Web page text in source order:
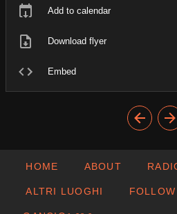
Add to calendar
Download flyer
Embed
HOME ABOUT
ALTRI LUOGHI